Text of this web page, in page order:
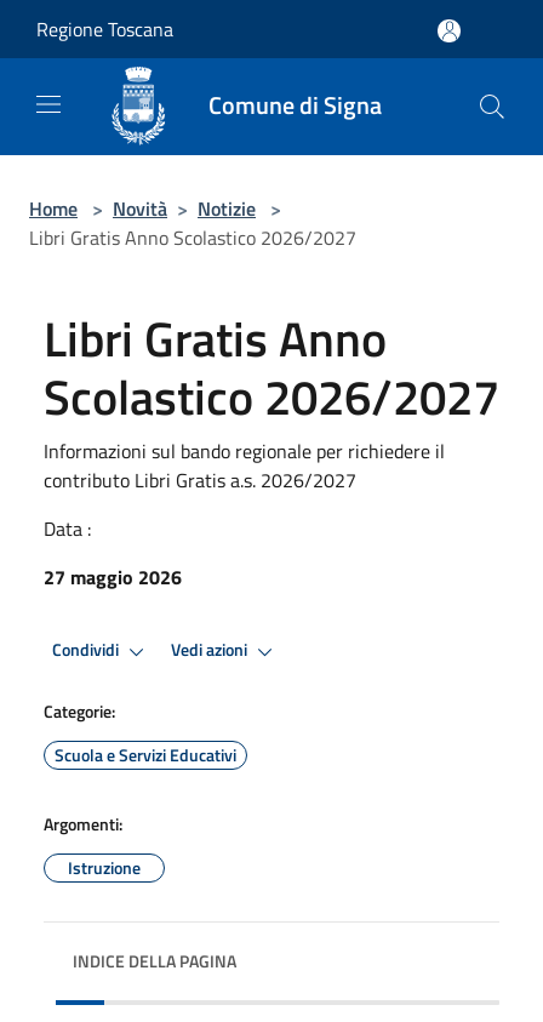
Regione Toscana
Comune di Signa
Home > Novità > Notizie >
Libri Gratis Anno Scolastico 2026/2027
Libri Gratis Anno
Scolastico 2026/2027
Informazioni sul bando regionale per richiedere il
contributo Libri Gratis a.s. 2026/2027
Data :
27 maggio 2026
Condividi Vedi azioni
Categorie:
Scuola e Servizi Educativi
Argomenti:
Istruzione
INDICE DELLA PAGINA